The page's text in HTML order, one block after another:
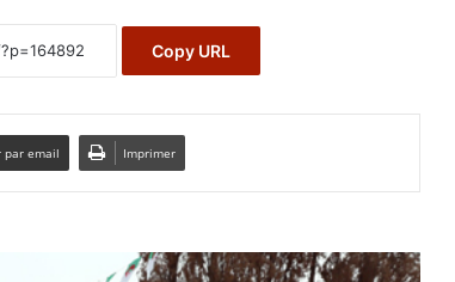
Copy URL
par email Imprimer